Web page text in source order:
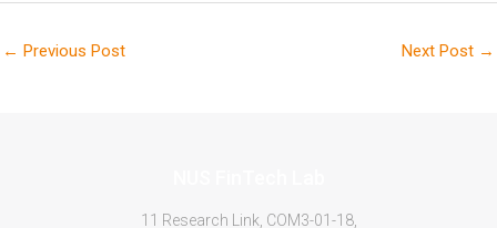
← Previous Post Next Post →
11 Research Link, COM3-01-18,